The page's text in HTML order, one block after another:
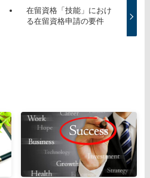
在留資格「技能」におけ
る在留資格申請の要件